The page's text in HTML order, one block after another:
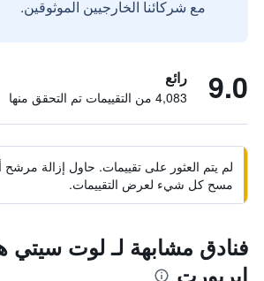
مع شركائنا الخارجيين الموثوقين.
9.0 رائع
4,083 من التقييمات تم التحقق منها
لم يتم العثور على تقييمات. حاول إزالة مرشح
مسح كل شيء لعرض التقييمات.
فنادق مشابهة لـ لوت سيتي
إيربورت